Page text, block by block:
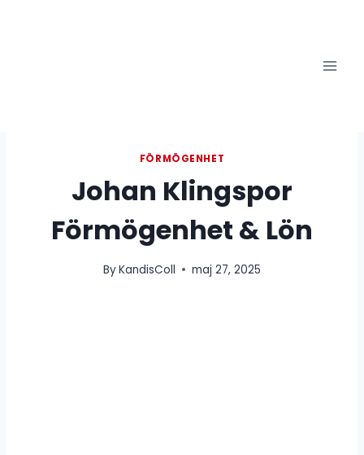
FÖRMÖGENHET
Johan Klingspor
Förmögenhet & Lön
ByKandisColl maj 27, 2025